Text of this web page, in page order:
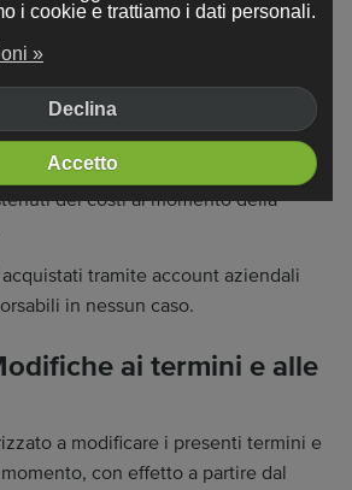
momento della registrazione del
domini aggiuntivi non sono
iniziato il processo di registrazione, in
dei costi al momento della
tramite account aziendali
in nessun caso.
ai termini e alle
a modificare i presenti termini e
con effetto a partire dal
i cookie e trattiamo i dati personali.
»
Declina
Accetto